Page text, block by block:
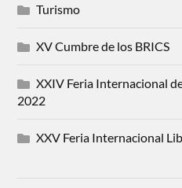
Turismo
XV Cumbre de los BRICS
XXIV Feria Internacional
2022
XXV Feria Internacional